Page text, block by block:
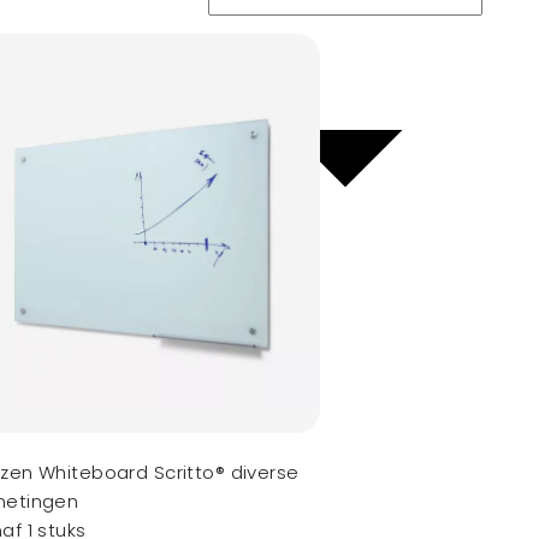
Whiteboard Scritto® diverse
1 stuks